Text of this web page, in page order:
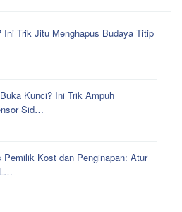
Ini Trik Jitu Menghapus Budaya Titip
Kunci? Ini Trik Ampuh
Sid…
Pemilik Kost dan Penginapan: Atur